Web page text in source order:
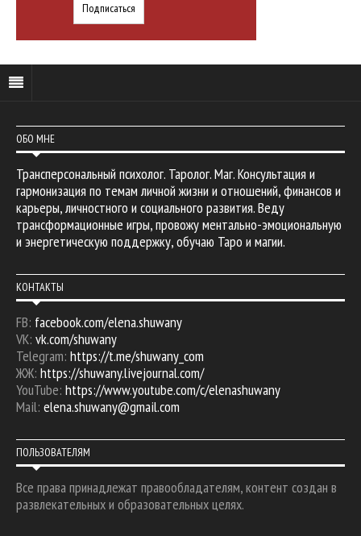
ОБО МНЕ
Трансперсональный психолог. Таролог. Маг. Консультация и
гармонизация по темам личной жизни и отношений, финансов и
карьеры, личностного и социального развития. Веду
трансформационные игры, провожу ментально-эмоциональную
и энергетическую поддержку, обучаю Таро и магии.
КОНТАКТЫ
FB: facebook.com/elena.shuwany
VK: vk.com/shuwany
Telegram: https://t.me/shuwany_com
ЖЖ: https://shuwany.livejournal.com/
YouTube: https://www.youtube.com/c/elenashuwany
Mail: elena.shuwany@gmail.com
ПОЛЬЗОВАТЕЛЯМ
Все права принадлежат правообладателям, контент создан в
развлекательных и образовательных целях.